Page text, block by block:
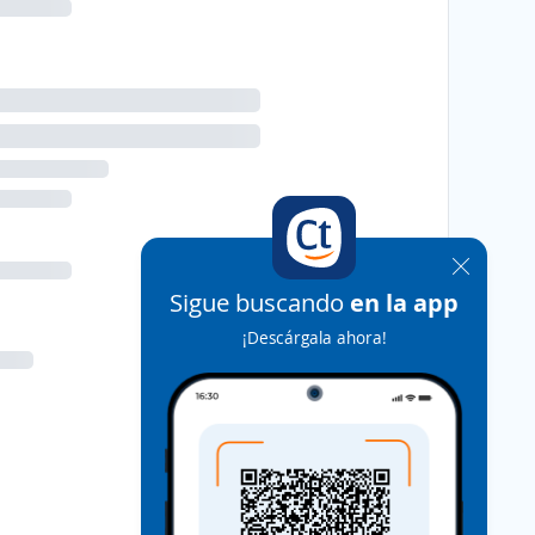
Sigue buscando en la app
¡Descárgala ahora!